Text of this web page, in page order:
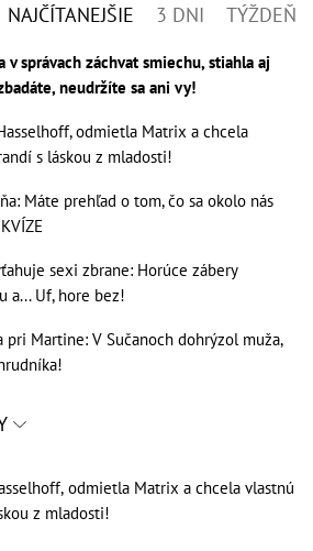
NAJČÍTANEJŠIE 3 DNI TÝŽDEŇ
v správach záchvat smiechu, stiahla aj
neudržíte sa ani vy!
odmietla Matrix a chcela
s láskou z mladosti!
Máte prehľad o tom, čo sa okolo nás
sexi zbrane: Horúce zábery
a... Uf, hore bez!
pri Martine: V Sučanoch dohrýzol muža,
odmietla Matrix a chcela vlastnú
z mladosti!